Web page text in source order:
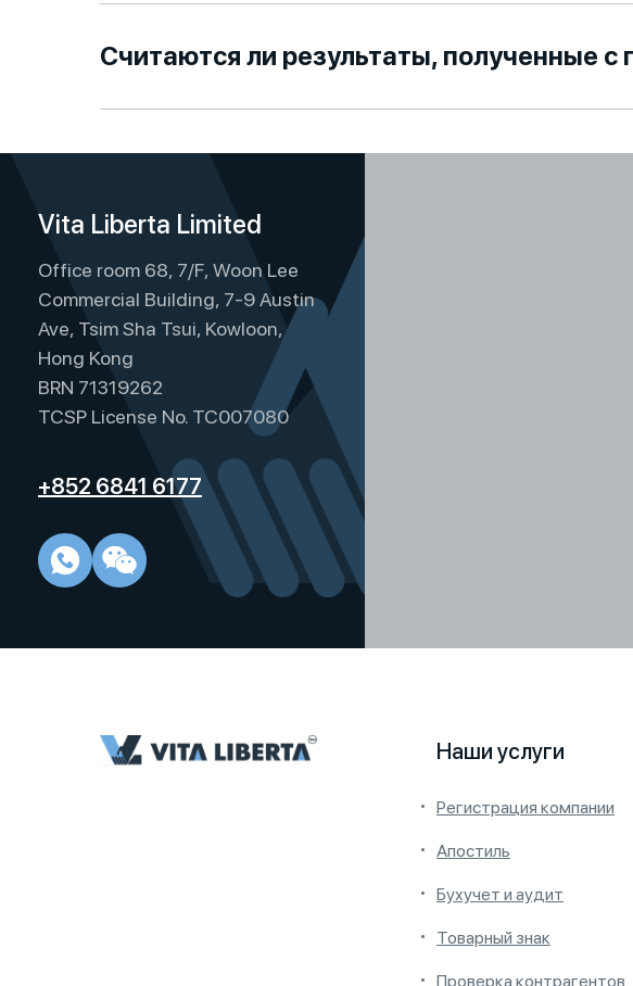
Считаются ли результаты, полученные
Vita Liberta Limited
Office room 68, 7/F, Woon Lee
Commercial Building, 7-9 Austin
Ave, Tsim Sha Tsui, Kowloon,
Hong Kong
BRN 71319262
TCSP License No. TC007080
+852 6841 6177
Наши услуги
Регистрация компании
Апостиль
Бухучет и аудит
Товарный знак
Проверка контрагентов